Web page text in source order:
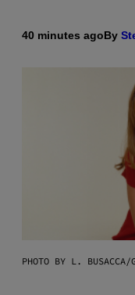
40 minutes agoBy
PHOTO BY L. BUSACCA/